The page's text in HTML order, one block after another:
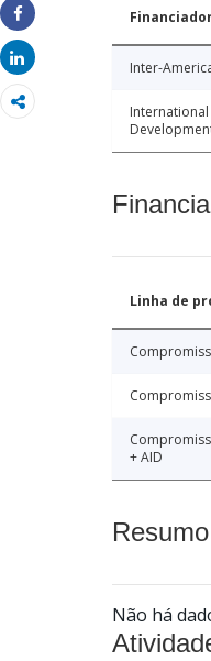
Share
Share
Inter-
Linha de
+ AID
Não há